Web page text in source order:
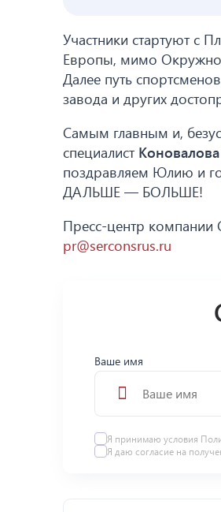
Участники стартуют
Европы, мимо
Далее путь
завода и других
Самым главным и,
специалист
поздравляем Юлию и
ДАЛЬШЕ — БОЛЬШЕ!
Пресс-центр компании
pr@serconsrus.ru
Ваше имя
Я принимаю условия
Я даю согласие на